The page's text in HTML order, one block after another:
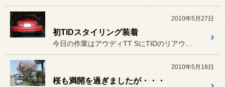
2010年5月27日
初TIDスタイリング装着
2010年5月18日
桜も満開を過ぎましたが・・・